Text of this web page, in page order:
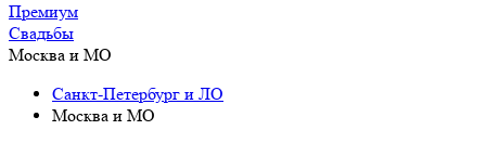
Премиум
Свадьбы
Москва и МО
Санкт-Петербург и ЛО
Москва и МО